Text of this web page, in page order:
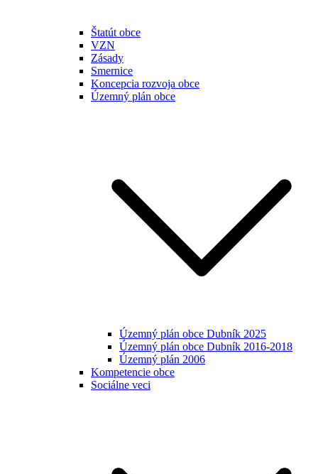
Štatút obce
VZN
Zásady
Smernice
Koncepcia rozvoja obce
Územný plán obce
Územný plán obce Dubník 2025
Územný plán obce Dubník 2016-2018
Územný plán 2006
Kompetencie obce
Sociálne veci